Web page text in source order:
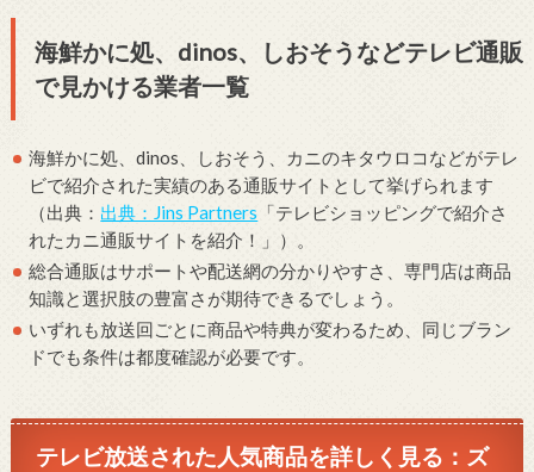
海鮮かに処、dinos、しおそうなどテレビ通販
で見かける業者一覧
海鮮かに処、dinos、しおそう、カニのキタウロコなどがテレ
ビで紹介された実績のある通販サイトとして挙げられます
（出典： 出典：Jins Partners 「テレビショッピングで紹介さ
れたカニ通販サイトを紹介！」）。
総合通販はサポートや配送網の分かりやすさ、専門店は商品
知識と選択肢の豊富さが期待できるでしょう。
いずれも放送回ごとに商品や特典が変わるため、同じブラン
ドでも条件は都度確認が必要です。
テレビ放送された人気商品を詳しく見る：ズ